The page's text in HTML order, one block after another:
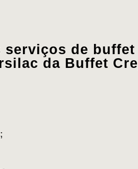
serviços de buffet
da Buffet